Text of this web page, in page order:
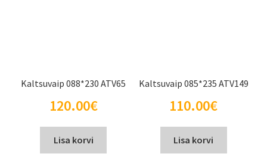
Kaltsuvaip 088*230 ATV65
120.00€
Lisa korvi
Kaltsuvaip 085*235 ATV149
110.00€
Lisa korvi